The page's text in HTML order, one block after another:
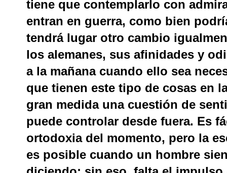
tiene que contemplarlo con
entran en guerra, como bien
tendrá lugar otro cambio
los alemanes, sus afinidades y
a la mañana cuando ello sea
que tienen este tipo de cosas en
gran medida una cuestión de
puede controlar desde fuera. Es
ortodoxia del momento, pero la
es posible cuando un hombre